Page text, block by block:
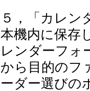
５，「カレン
本機内に保存
レンダーフォ
から目的のフ
ーダー選びの